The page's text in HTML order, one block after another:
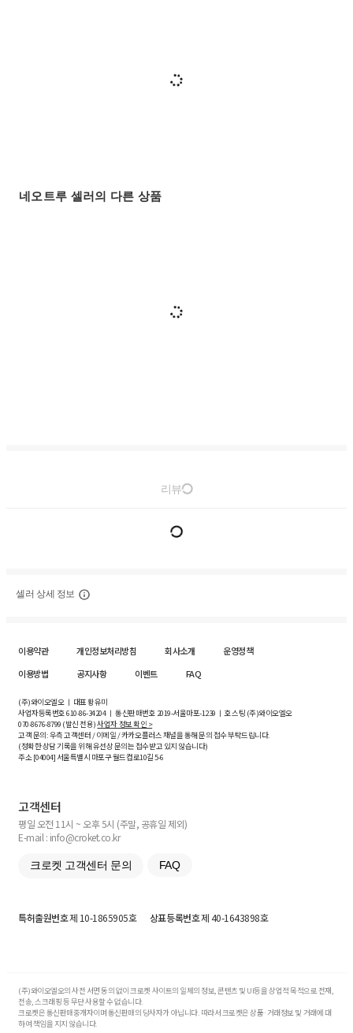
네오트루 셀러의 다른 상품
리뷰
셀러 상세 정보
이용약관 개인정보처리방침 회사소개
운영정책
이용방법
공지사항 이벤트 FAQ
(주)와이오엘오 ㅣ 대표 황유미
사업자등록번호610-86-34204ㅣ 통신판매번호 2019-서울마포-1239 ㅣ 호스팅 (주)와이오엘오
070-8676-8799 (발신 전용)사업자 정보 확인 >
고객 문의: 우측 고객센터 / 이메일 / 카카오플러스 채널을 통해 문의 접수 부탁드립니다.
(정확한 상담 기록을 위해 유선상 문의는 접수받고 있지 않습니다)
주소 [04004] 서울특별시 마포구 월드컵로10길5-6
고객센터
평일 오전 11시 ~ 오후 5시 (주말, 공휴일 제외)
E-mail : info@croket.co.kr
크로켓 고객센터 문의 FAQ
특허출원번호제 10-1865905호 상표등록번호제 40-1643898호
(주)와이오엘오의 사전 서면 동의 없이 크로켓 사이트의 일체의 정보, 콘텐츠 및 UI등을 상업적 목적으로 전재,
전송, 스크래핑 등 무단 사용할 수 없습니다.
크로켓은 통신판매중개자이며 통신판매의 당사자가 아닙니다. 따라서 크로켓은 상품·거래정보 및 거래에 대
하여 책임을 지지 않습니다.